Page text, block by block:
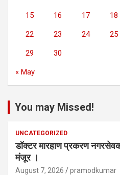
15 16 17 18
22 23 24 25
29 30
« May
You may Missed!
UNCATEGORIZED
डॉक्टर मारहाण प्रकरण
मंजूर ।
August 7, 2026 pramodkumar